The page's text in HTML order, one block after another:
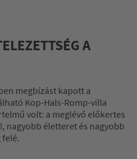
A
megbízást kapott a
Kop-Hals-Romp-villa
volt: a meglévő előkertes
nagyobb életteret és nagyobb